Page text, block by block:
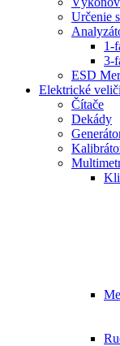
Určenie
1-
3-
ESD
Elektrické
Čítače
Dekády